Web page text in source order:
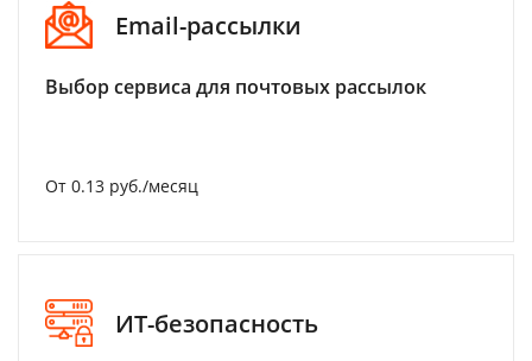
Email-рассылки
Выбор сервиса для почтовых рассылок
От 0.13 руб./месяц
ИТ-безопасность